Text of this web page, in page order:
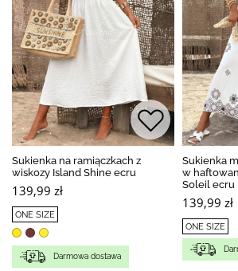
Sukienka na ramiączkach z
wiskozy Island Shine ecru
139,99 zł
ONE SIZE
Darmowa dostawa
Sukienka
w
Soleil ecru
139,99 zł
ONE SIZE